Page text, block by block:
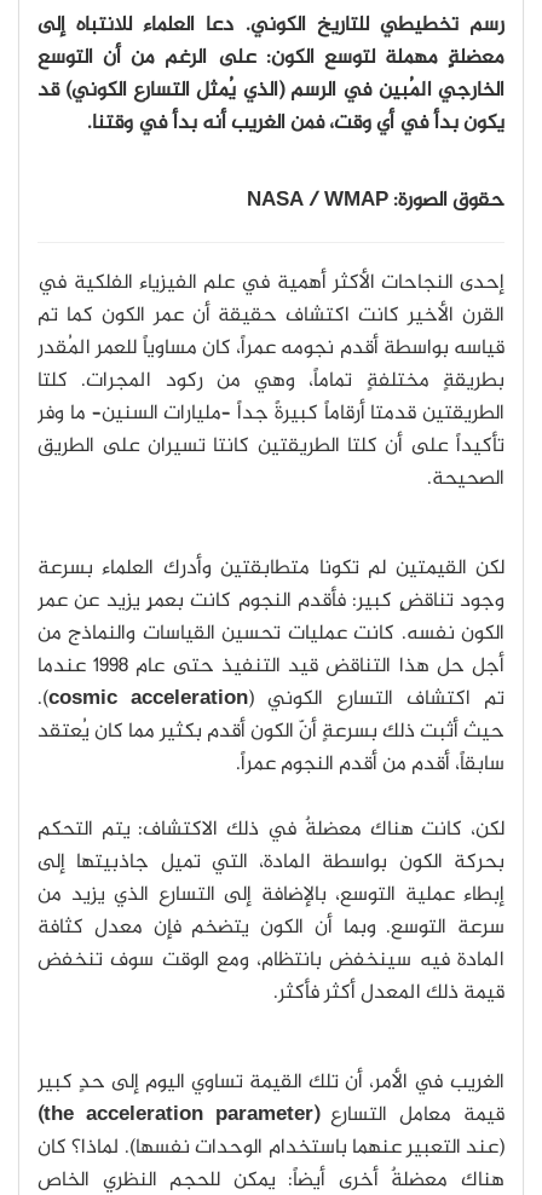
رسم تخطيطي للتاريخ الكوني. دعا العلماء للانتباه إلى
معضلةٍ مهملة لتوسع الكون: على الرغم من أن التوسع
الخارجي المُبين في الرسم (الذي يُمثل التسارع الكوني) قد
يكون بدأ في أي وقت، فمن الغريب أنه بدأ في وقتنا.
حقوق الصورة: NASA / WMAP
إحدى النجاحات الأكثر أهمية في علم الفيزياء الفلكية في
القرن الأخير كانت اكتشاف حقيقة أن عمر الكون كما تم
قياسه بواسطة أقدم نجومه عمراً، كان مساوياً للعمر المُقدر
بطريقةٍ مختلفةٍ تماماً، وهي من ركود المجرات. كلتا
الطريقتين قدمتا أرقاماً كبيرةً جداً –مليارات السنين– ما وفر
تأكيداً على أن كلتا الطريقتين كانتا تسيران على الطريق
الصحيحة.
لكن القيمتين لم تكونا متطابقتين وأدرك العلماء بسرعة
وجود تناقضٍ كبير: فأقدم النجوم كانت بعمرٍ يزيد عن عمر
الكون نفسه. كانت عمليات تحسين القياسات والنماذج من
أجل حل هذا التناقض قيد التنفيذ حتى عام 1998 عندما
تم اكتشاف التسارع الكوني (cosmic acceleration
).
حيث أثبت ذلك بسرعةٍ أنّ الكون أقدم بكثير مما كان يُعتقد
سابقاً، أقدم من أقدم النجوم عمراً.
لكن، كانت هناك معضلةٌ في ذلك الاكتشاف: يتم التحكم
بحركة الكون بواسطة المادة، التي تميل جاذبيتها إلى
إبطاء عملية التوسع، بالإضافة إلى التسارع الذي يزيد من
سرعة التوسع. وبما أن الكون يتضخم فإن معدل كثافة
المادة فيه سينخفض بانتظام، ومع الوقت سوف تنخفض
قيمة ذلك المعدل أكثر فأكثر.
الغريب في الأمر، أن تلك القيمة تساوي اليوم إلى حدٍ كبير
قيمة معامل التسارع(the acceleration parameter)
(عند التعبير عنهما باستخدام الوحدات نفسها). لماذا؟ كان
هناك معضلةٌ أخرى أيضاً: يمكن للحجم النظري الخاص